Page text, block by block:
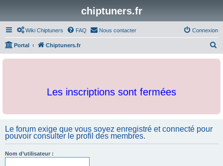
chiptuners.fr
Wiki Chiptuners FAQ Nous contacter Connexion
Portal Chiptuners.fr
c
Les inscriptions sont fermées
Le forum exige que vous soyez enregistré et connecté pour
pouvoir consulter le profil des membres.
Nom d’utilisateur :